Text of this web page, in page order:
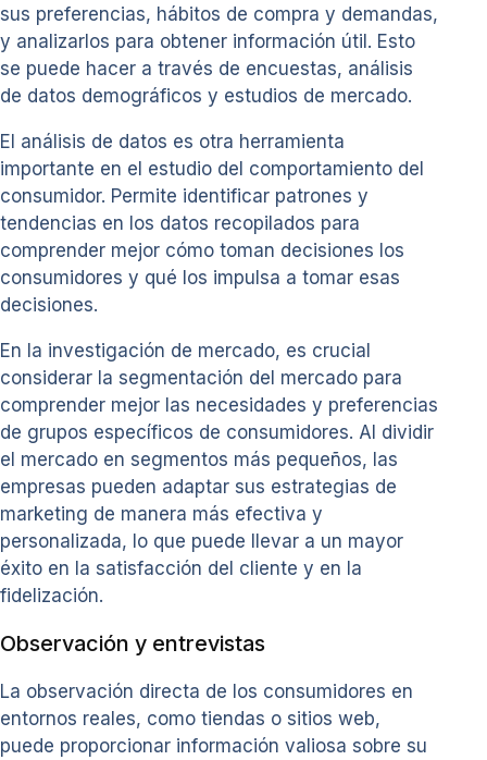
sus preferencias, hábitos de compra y demandas,
y analizarlos para obtener información útil. Esto
se puede hacer a través de encuestas, análisis
de datos demográficos y estudios de mercado.
El análisis de datos es otra herramienta
importante en el estudio del comportamiento del
consumidor. Permite identificar patrones y
tendencias en los datos recopilados para
comprender mejor cómo toman decisiones los
consumidores y qué los impulsa a tomar esas
decisiones.
En la investigación de mercado, es crucial
considerar la segmentación del mercado para
comprender mejor las necesidades y preferencias
de grupos específicos de consumidores. Al dividir
el mercado en segmentos más pequeños, las
empresas pueden adaptar sus estrategias de
marketing de manera más efectiva y
personalizada, lo que puede llevar a un mayor
éxito en la satisfacción del cliente y en la
fidelización.
Observación y entrevistas
La observación directa de los consumidores en
entornos reales, como tiendas o sitios web,
puede proporcionar información valiosa sobre su